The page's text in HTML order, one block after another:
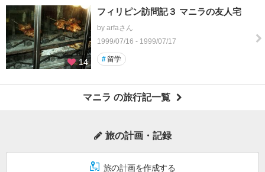
14
フィリピン訪問記３ マニラの友人宅
by arfaさん
1999/07/16 - 1999/07/17
# 留学
マニラ の旅行記一覧
旅の計画・記録
旅の計画を作成する